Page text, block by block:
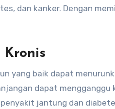
dan kanker. Dengan
Kronis
yang baik dapat
dapat mengganggu
jantung dan